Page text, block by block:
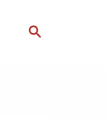
Buscar